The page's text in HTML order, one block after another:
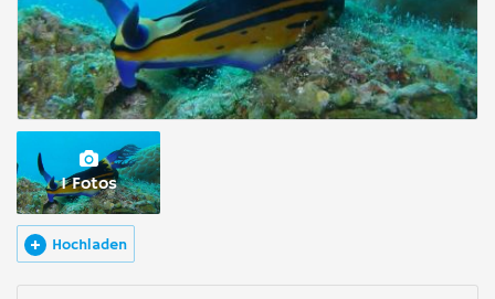
1 Fotos
Hochladen